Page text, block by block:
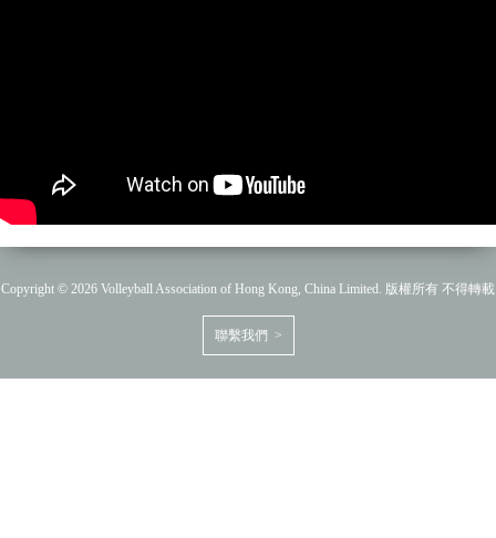
Copyright © 2026 Volleyball Association of Hong Kong, China Limited. 版權所有 不得轉載
聯繫我們 >